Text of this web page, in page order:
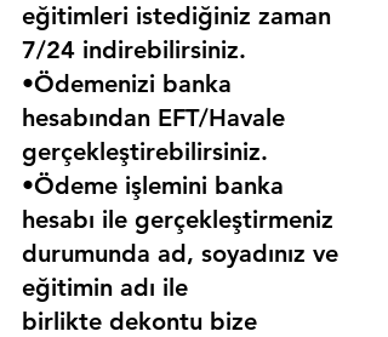
eğitimleri istediğiniz zaman
7/24 indirebilirsiniz.
•Ödemenizi banka
hesabından EFT/Havale
gerçekleştirebilirsiniz.
•Ödeme işlemini banka
hesabı ile gerçekleştirmeniz
durumunda ad, soyadınız ve
eğitimin adı ile
birlikte dekontu bize